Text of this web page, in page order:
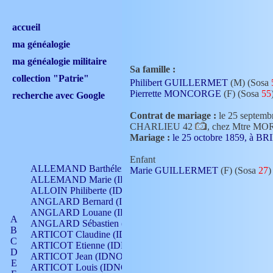
accueil
ma généalogie
ma généalogie militaire
collection "Patrie"
recherche avec Google
A
B
C
D
E
ALLEMAND Barthélemy (IDNO 330)
ALLEMAND Marie (IDNO 165)
ALLOIN Philiberte (IDNO 449)
ANGLARD Bernard (IDNO 4)
ANGLARD Louane (IDNO 4)
ANGLARD Sébastien (IDNO 4)
ARTICOT Claudine (IDNO 105)
ARTICOT Etienne (IDNO 420)
ARTICOT Jean (IDNO 210)
ARTICOT Louis (IDNO 420)
Sa famille :
Philibert GUILLERMET (M) (Sosa
Pierrette MONCORGE (F) (Sosa 55
Contrat de mariage : le 25
CHARLIEU 42
, chez Mtre
Mariage : le 25 octobre 1859, à
Enfant
Marie GUILLERMET (F) (Sosa 27)